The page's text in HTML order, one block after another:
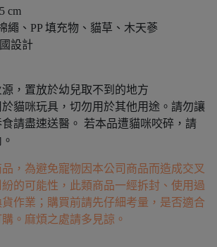
cm
繩、PP 填充物、貓草、木天蔘
設計
，置放於幼兒取不到的地方
貓咪玩具，切勿用於其他用途。請勿讓
請盡速送醫。 若本品遭貓咪咬碎，請
。
，為避免寵物因本公司商品而造成交叉
的可能性，此類商品一經拆封、使用過
作業；購買前請先仔細考量，是否適合
。麻煩之處請多見諒。